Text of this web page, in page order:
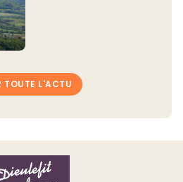
TOUTE L'ACTU